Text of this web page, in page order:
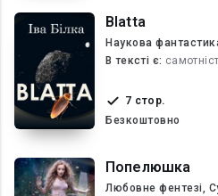
Blatta
Наукова
В текcті є:
7 стор.
Безкоштовно
Попелюшка
Любовне фентезі,